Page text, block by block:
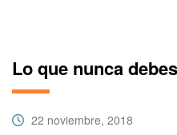
Lo que nunca
22 noviembre, 2018